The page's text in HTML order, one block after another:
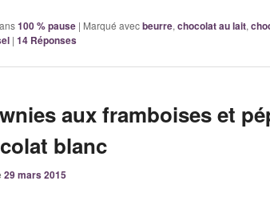
100 % pause | Marqué avecbeurre, chocolat au lait,
| 14 Réponses
aux framboises et
blanc
29 mars 2015